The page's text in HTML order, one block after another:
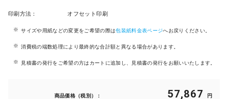
印刷方法： オフセット印刷
サイズや用紙などの変更をご希望の際は包装紙料金表ページへお戻りください。
消費税の端数処理により最終的な合計額と異なる場合があります。
見積書の発行をご希望の方はカートに追加し、見積書の発行をお願いいたします。
商品価格（税別）： 57,867 円